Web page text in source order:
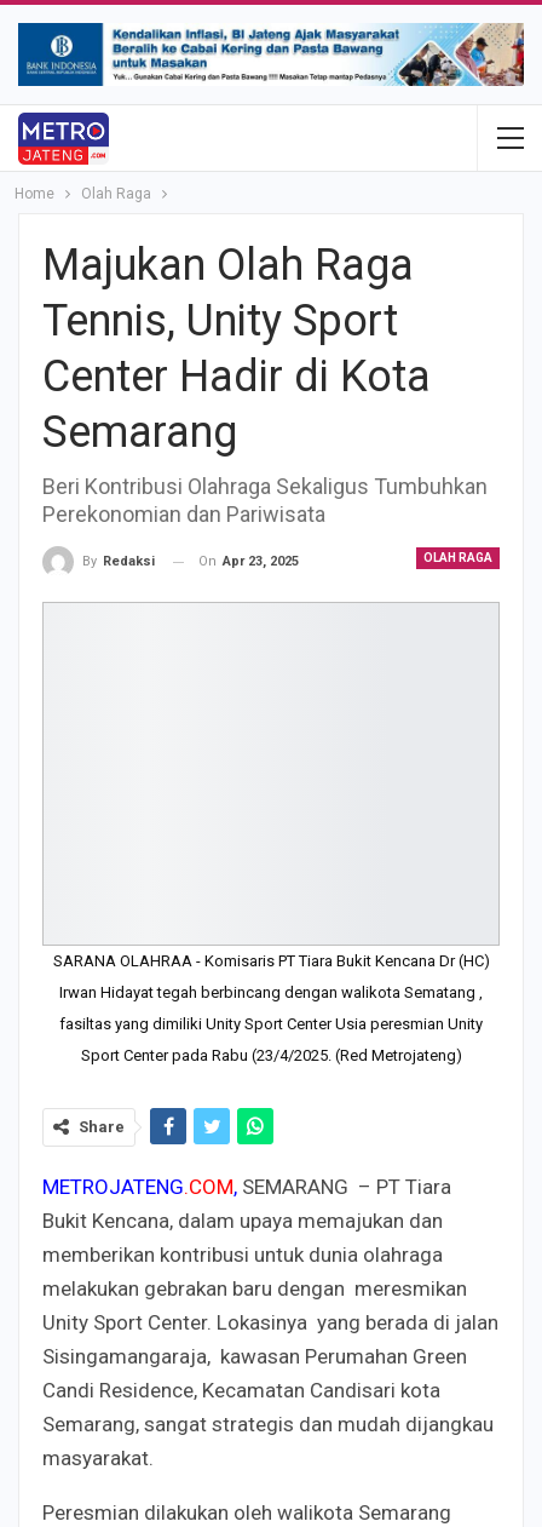
Home Olah Raga
Majukan Olah Raga
Tennis, Unity Sport
Center Hadir di Kota
Semarang
Beri Kontribusi Olahraga Sekaligus Tumbuhkan
Perekonomian dan Pariwisata
OLAH RAGA
By Redaksi On Apr 23, 2025
SARANA OLAHRAA - Komisaris PT Tiara Bukit Kencana Dr (HC)
Irwan Hidayat tegah berbincang dengan walikota Sematang ,
fasiltas yang dimiliki Unity Sport Center Usia peresmian Unity
Sport Center pada Rabu (23/4/2025. (Red Metrojateng)
Share
METROJATENG.COM, SEMARANG – PT Tiara
Bukit Kencana, dalam upaya memajukan dan
memberikan kontribusi untuk dunia olahraga
melakukan gebrakan baru dengan meresmikan
Unity Sport Center. Lokasinya yang berada di jalan
Sisingamangaraja, kawasan Perumahan Green
Candi Residence, Kecamatan Candisari kota
Semarang, sangat strategis dan mudah dijangkau
masyarakat.
Peresmian dilakukan oleh walikota Semarang